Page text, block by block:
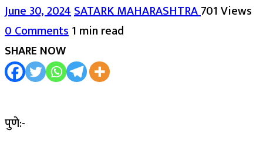
June 30, 2024SATARK MAHARASHTRA701 Views
0 Comments1 min read
SHARE NOW
पुणे:-